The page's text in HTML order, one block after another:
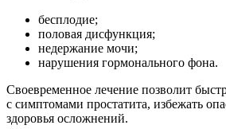
бесплодие;
половая дисфункция;
недержание мочи;
нарушения гормонального фона.
Своевременное лечение позволит
с симптомами простатита, избежать
здоровья осложнений.